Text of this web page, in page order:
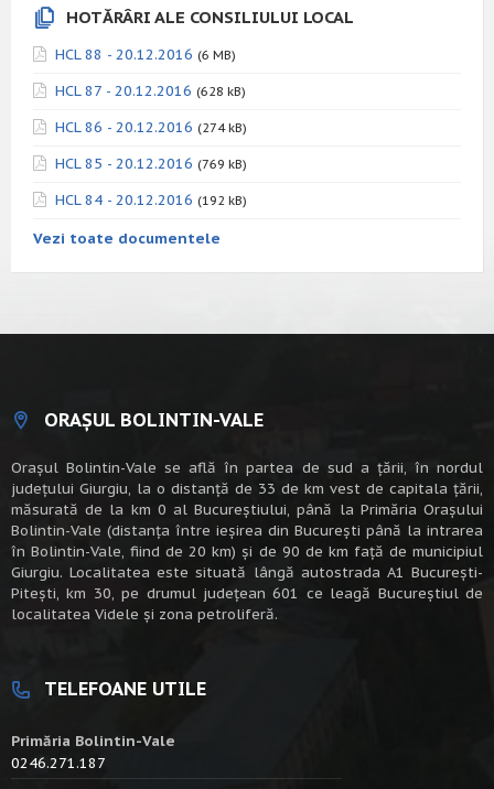
HOTĂRÂRI ALE CONSILIULUI LOCAL
HCL 88 - 20.12.2016 (6 MB)
HCL 87 - 20.12.2016 (628 kB)
HCL 86 - 20.12.2016 (274 kB)
HCL 85 - 20.12.2016 (769 kB)
HCL 84 - 20.12.2016 (192 kB)
Vezi toate documentele
ORAȘUL BOLINTIN-VALE
Oraşul Bolintin-Vale se află în partea de sud a ţării, în nordul
judeţului Giurgiu, la o distanţă de 33 de km vest de capitala țării,
măsurată de la km 0 al Bucureștiului, până la Primăria Orașului
Bolintin-Vale (distanța între ieșirea din București până la intrarea
în Bolintin-Vale, fiind de 20 km) şi de 90 de km faţă de municipiul
Giurgiu. Localitatea este situată lângă autostrada A1 Bucureşti-
Piteşti, km 30, pe drumul judeţean 601 ce leagă Bucureştiul de
localitatea Videle şi zona petroliferă.
TELEFOANE UTILE
Primăria Bolintin-Vale
0246.271.187